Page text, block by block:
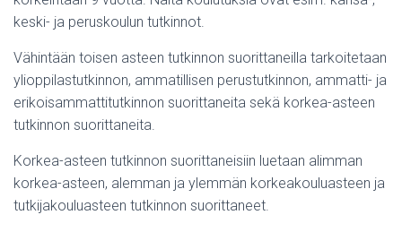
keski- ja peruskoulun tutkinnot.
Vähintään toisen asteen tutkinnon suorittaneilla tarkoitetaan
ylioppilastutkinnon, ammatillisen perustutkinnon, ammatti- ja
erikoisammattitutkinnon suorittaneita sekä korkea-asteen
tutkinnon suorittaneita.
Korkea-asteen tutkinnon suorittaneisiin luetaan alimman
korkea-asteen, alemman ja ylemmän korkeakouluasteen ja
tutkijakouluasteen tutkinnon suorittaneet.